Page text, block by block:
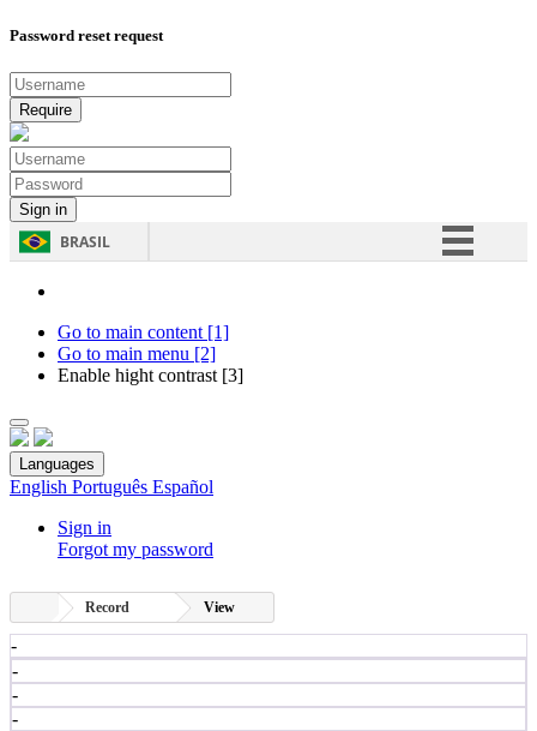
Password reset request
BRASIL
Go to main content [1]
Go to main menu [2]
Enable hight contrast [3]
Languages
English Português Español
Sign in
Forgot my password
Record View
-
-
-
-